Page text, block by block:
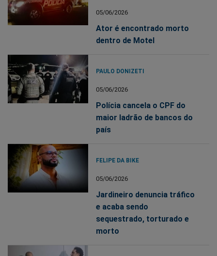
05/06/2026
Ator é encontrado morto
dentro de Motel
PAULO DONIZETI
05/06/2026
Polícia cancela o CPF do
maior ladrão de bancos do
país
FELIPE DA BIKE
05/06/2026
Jardineiro denuncia tráfico
e acaba sendo
sequestrado, torturado e
morto